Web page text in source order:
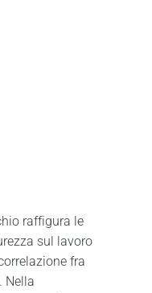
raffigura le
sul lavoro
fra
Nella